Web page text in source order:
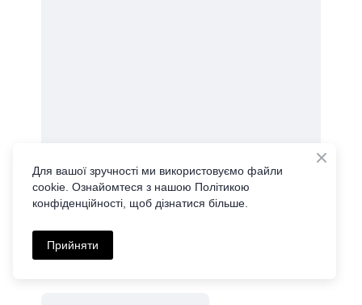
Для вашої зручності ми використовуємо файли
cookie. Ознайомтеся з нашою Політикою
конфіденційності, щоб дізнатися більше.
Прийняти